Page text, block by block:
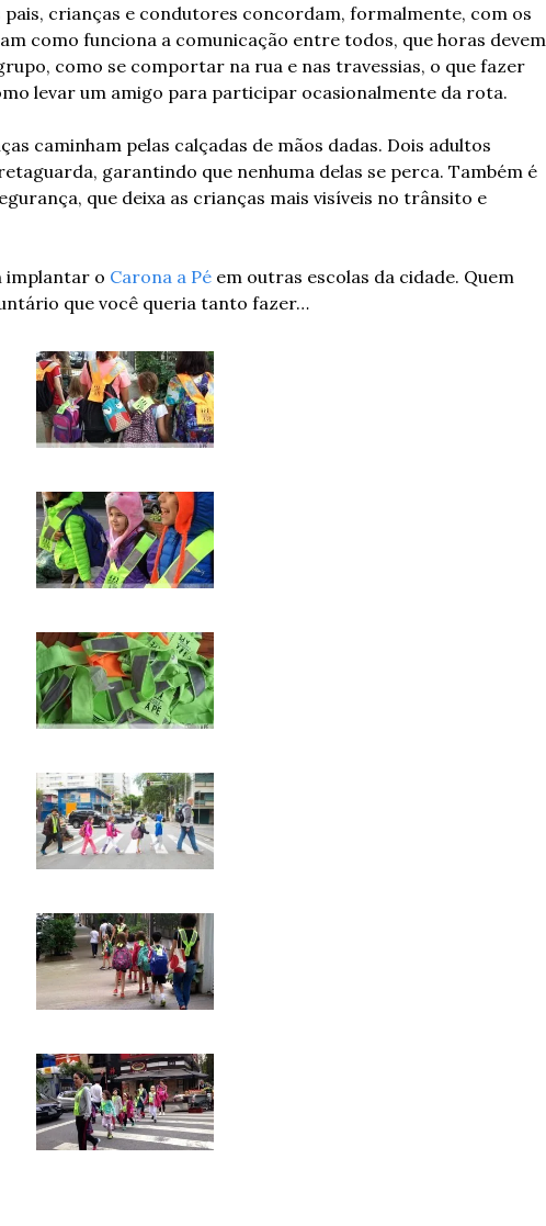
crianças e condutores concordam, formalmente, com os
como funciona a comunicação entre todos, que horas devem
como se comportar na rua e nas travessias, o que fazer
levar um amigo para participar ocasionalmente da rota.
caminham pelas calçadas de mãos dadas. Dois adultos
garantindo que nenhuma delas se perca. Também é
que deixa as crianças mais visíveis no trânsito e
implantar o Carona a Pé em outras escolas da cidade. Quem
que você queria tanto fazer…